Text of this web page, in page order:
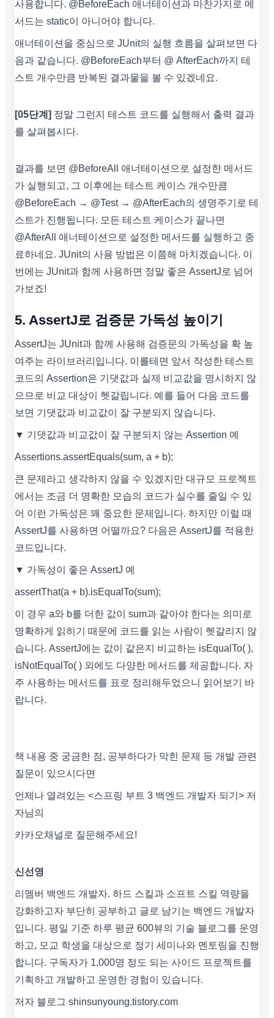
사용합니다. @BeforeEach 애너테이션과 마찬가지로 메
서드는 static이 아니어야 합니다.
애너테이션을 중심으로 JUnit의 실행 흐름을 살펴보면 다
음과 같습니다. @BeforeEach부터 @ AfterEach까지 테
스트 개수만큼 반복된 결과물을 볼 수 있겠네요.
[05단계] 정말 그런지 테스트 코드를 실행해서 출력 결과
를 살펴봅시다.
결과를 보면 @BeforeAll 애너테이션으로 설정한 메서드
가 실행되고, 그 이후에는 테스트 케이스 개수만큼
@BeforeEach → @Test → @AfterEach의 생명주기로 테
스트가 진행됩니다. 모든 테스트 케이스가 끝나면
@AfterAll 애너테이션으로 설정한 메서드를 실행하고 종
료하네요. JUnit의 사용 방법은 이쯤해 마치겠습니다. 이
번에는 JUnit과 함께 사용하면 정말 좋은 AssertJ로 넘어
가보죠!
5. AssertJ로 검증문 가독성 높이기
AssertJ는 JUnit과 함께 사용해 검증문의 가독성을 확 높
여주는 라이브러리입니다. 이를테면 앞서 작성한 테스트
코드의 Assertion은 기댓값과 실제 비교값을 명시하지 않
으므로 비교 대상이 헷갈립니다. 예를 들어 다음 코드를
보면 기댓값과 비교값이 잘 구분되지 않습니다.
▼ 기댓값과 비교값이 잘 구분되지 않는 Assertion 예
Assertions.assertEquals(sum, a + b);
큰 문제라고 생각하지 않을 수 있겠지만 대규모 프로젝트
에서는 조금 더 명확한 모습의 코드가 실수를 줄일 수 있
어 이런 가독성은 꽤 중요한 문제입니다. 하지만 이럴 때
AssertJ를 사용하면 어떨까요? 다음은 AssertJ를 적용한
코드입니다.
▼ 가독성이 좋은 AssertJ 예
assertThat(a + b).isEqualTo(sum);
이 경우 a와 b를 더한 값이 sum과 같아야 한다는 의미로
명확하게 읽히기 때문에 코드를 읽는 사람이 헷갈리지 않
습니다. AssertJ에는 값이 같은지 비교하는 isEqualTo( ),
isNotEqualTo( ) 외에도 다양한 메서드를 제공합니다. 자
주 사용하는 메서드를 표로 정리해두었으니 읽어보기 바
랍니다.
책 내용 중 궁금한 점, 공부하다가 막힌 문제 등 개발 관련
질문이 있으시다면
언제나 열려있는 <스프링 부트 3 백엔드 개발자 되기> 저
자님의
카카오채널로 질문해주세요!
신선영
리멤버 백엔드 개발자. 하드 스킬과 소프트 스킬 역량을
강화하고자 부단히 공부하고 글로 남기는 백엔드 개발자
입니다. 평일 기준 하루 평균 600뷰의 기술 블로그를 운영
하고, 모교 학생을 대상으로 정기 세미나와 멘토링을 진행
합니다. 구독자가 1,000명 정도 되는 사이드 프로젝트를
기획하고 개발하고 운영한 경험이 있습니다.
저자 블로그 shinsunyoung.tistory.com